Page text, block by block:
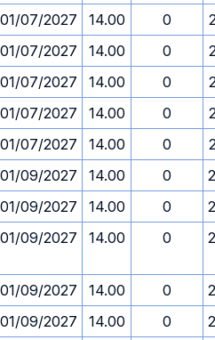
01/07/2027 14.00 0
01/07/2027 14.00 0
01/07/2027 14.00 0
01/07/2027 14.00 0
01/07/2027 14.00 0
01/09/2027 14.00 0
01/09/2027 14.00 0
01/09/2027 14.00 0
01/09/2027 14.00 0
01/09/2027 14.00 0